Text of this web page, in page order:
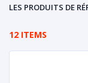
LES PRODUITS DE
12 ITEMS